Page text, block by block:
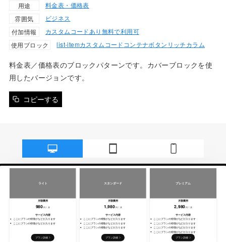
用途
料金表・価格表
雰囲気
ビジネス
付加情報
カスタムコードあり 無料で利用可
使用ブロック
list-itemカスタムコード コンテナボタン リッチカラム
料金表／価格表のブロックパターンです。カバーブロックを使
用したバージョンです。
コピーする